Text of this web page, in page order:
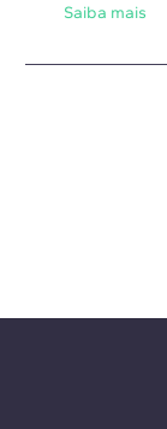
Saiba mais